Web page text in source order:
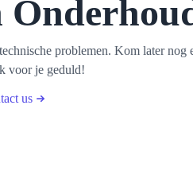
problemen. Kom later nog
voor je geduld!
us